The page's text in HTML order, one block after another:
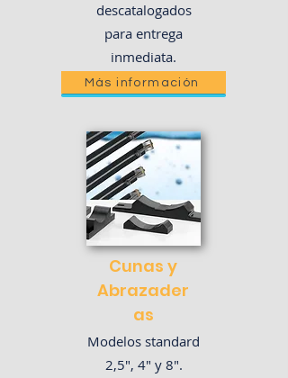
descatalogados
para entrega
inmediata.
Más información
Cunas y
Abrazader
as
Modelos standard
2,5", 4" y 8".